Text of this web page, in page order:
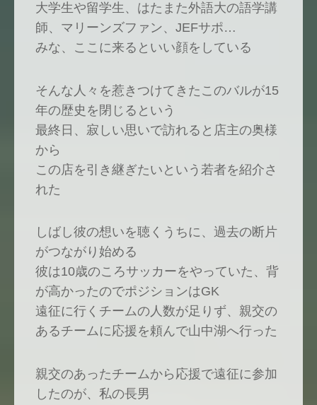
大学生や留学生、はたまた外語大の語学講
師、マリーンズファン、JEFサポ…
みな、ここに来るといい顔をしている
そんな人々を惹きつけてきたこのバルが15
年の歴史を閉じるという
最終日、寂しい思いで訪れると店主の奥様
から
この店を引き継ぎたいという若者を紹介さ
れた
しばし彼の想いを聴くうちに、過去の断片
がつながり始める
彼は10歳のころサッカーをやっていた、背
が高かったのでポジションはGK
遠征に行くチームの人数が足りず、親交の
あるチームに応援を頼んで山中湖へ行った
親交のあったチームから応援で遠征に参加
したのが、私の長男